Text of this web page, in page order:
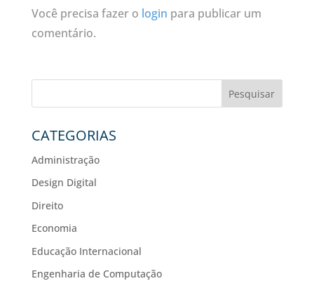
Você precisa fazer o login para publicar um
comentário.
Pesquisar
CATEGORIAS
Administração
Design Digital
Direito
Economia
Educação Internacional
Engenharia de Computação